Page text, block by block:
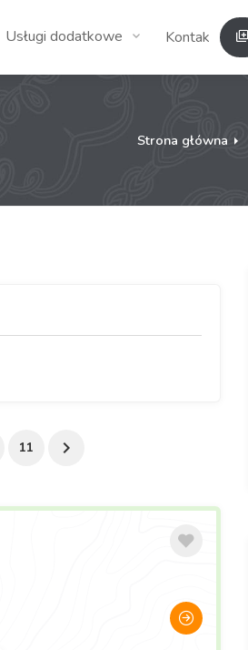
Usługi dodatkowe Kontakt
Strona główna
11